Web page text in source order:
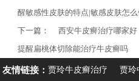
醒敏感性皮肤的特点|敏感皮肤怎
下一篇：
西安牛皮癣治疗哪家
提醒扁桃体切除能治疗牛皮癣吗
友情链接： 贾玲牛皮癣治疗 贾玲